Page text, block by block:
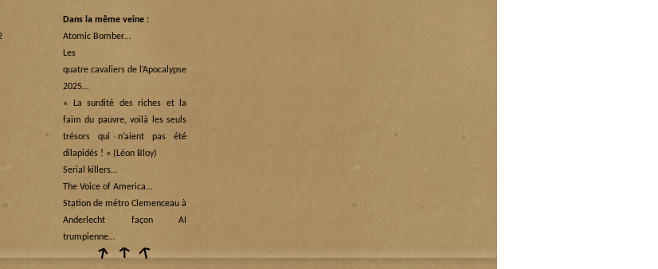
Dans la même veine :
Atomic Bomber…
Les
quatre cavaliers de l’Apocalypse
2025…
« La surdité des riches et la
faim du pauvre, voilà les seuls
trésors qui n’aient pas été
dilapidés ! » (Léon Bloy)
Serial killers…
The Voice of America…
Station de métro Clemenceau à
Anderlecht façon AI
trumpienne…